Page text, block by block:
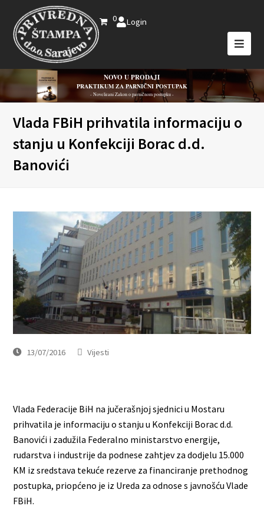
0 Login
NOVO U PRODAJI
PRAKTIKUM ZA PARNIČNI POSTUPAK
- Novelirani Zakon o parničnom postupku -
Vlada FBiH prihvatila informaciju o
stanju u Konfekciji Borac d.d.
Banovići
13/07/2016 Vijesti
Vlada Federacije BiH na jučerašnjoj sjednici u Mostaru
prihvatila je informaciju o stanju u Konfekciji Borac d.d.
Banovići i zadužila Federalno ministarstvo energije,
rudarstva i industrije da podnese zahtjev za dodjelu 15.000
KM iz sredstava tekuće rezerve za financiranje prethodnog
postupka, priopćeno je iz Ureda za odnose s javnošću Vlade
FBiH.